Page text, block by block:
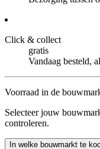
Click & collect
gratis
Vandaag besteld,
Voorraad in de
Selecteer jouw
controleren.
In welke bouwmarkt te